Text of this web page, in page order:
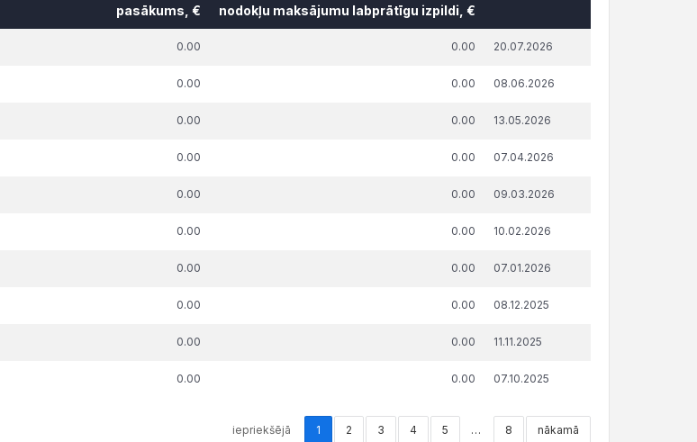
pasākums, €
nodokļu maksājumu labprātīgu izpildi, €
nodokļu atbalsta
nodokļu maksājumu labprātīgu izpildi, €
laiks
0.00 0.00 20.07.2026
0.00 0.00 08.06.2026
0.00 0.00 13.05.2026
0.00 0.00 07.04.2026
0.00 0.00 09.03.2026
0.00 0.00 10.02.2026
0.00 0.00 07.01.2026
0.00 0.00 08.12.2025
0.00 0.00 11.11.2025
0.00 0.00 07.10.2025
iepriekšējā 1 2 3 4 5 … 8 nākamā